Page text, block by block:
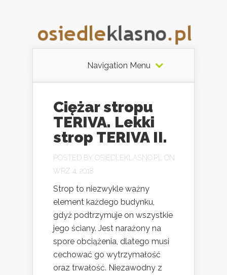
Navigation Menu
Ciężar stropu
TERIVA. Lekki
strop TERIVA II.
POSTED BY OSIEDLEKLASNO.PL ON
WRZ 4, 2018
Strop to niezwykle ważny
element każdego budynku,
gdyż podtrzymuje on wszystkie
jego ściany. Jest narażony na
spore obciążenia, dlatego musi
cechować go wytrzymałość
oraz trwałość. Niezawodny z